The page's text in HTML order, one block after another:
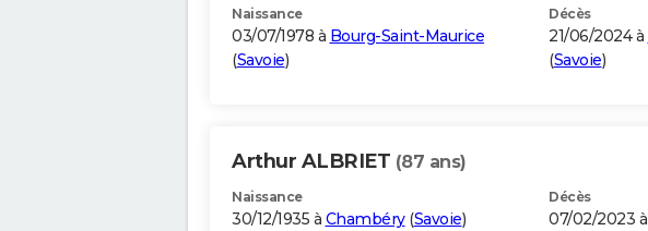
Naissance
03/07/1978 à Bourg-Saint-Maurice
(Savoie)
Décès
21/06/2024 à
(Savoie)
Arthur ALBRIET (87 ans)
Naissance
30/12/1935 à Chambéry(Savoie)
Décès
07/02/2023 à